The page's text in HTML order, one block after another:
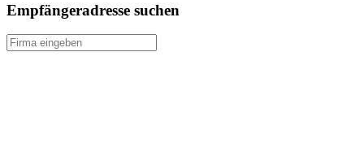
Empfängeradresse suchen